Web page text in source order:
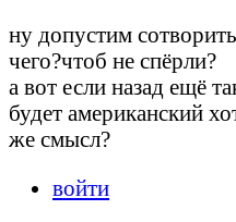
ну допустим
чего?чтоб не спёрли?
а вот если назад ещё
будет американский
же смысл?
войти